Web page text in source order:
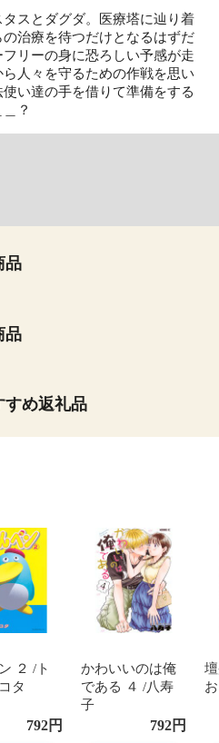
スとダグダ。医療塔に辿り着
治療を待つだけとなるはずだ
リーの身に恐ろしい予感が走
人々を守るための作戦を思い
い達の手を借りて準備をする
？
品
品
すめ返礼品
２ /ト
タ
792円
かわいいのは俺
である ４ /八寿
子
792円